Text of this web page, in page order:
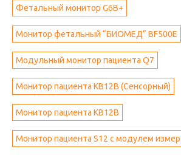
Фетальный монитор G6B+
Монитор фетальный “БИОМЕД” BF500Е
Модульный монитор пациента Q7
Монитор пациента KB12B (Сенсорный)
Монитор пациента KB12B
Монитор пациента S12 с модулем